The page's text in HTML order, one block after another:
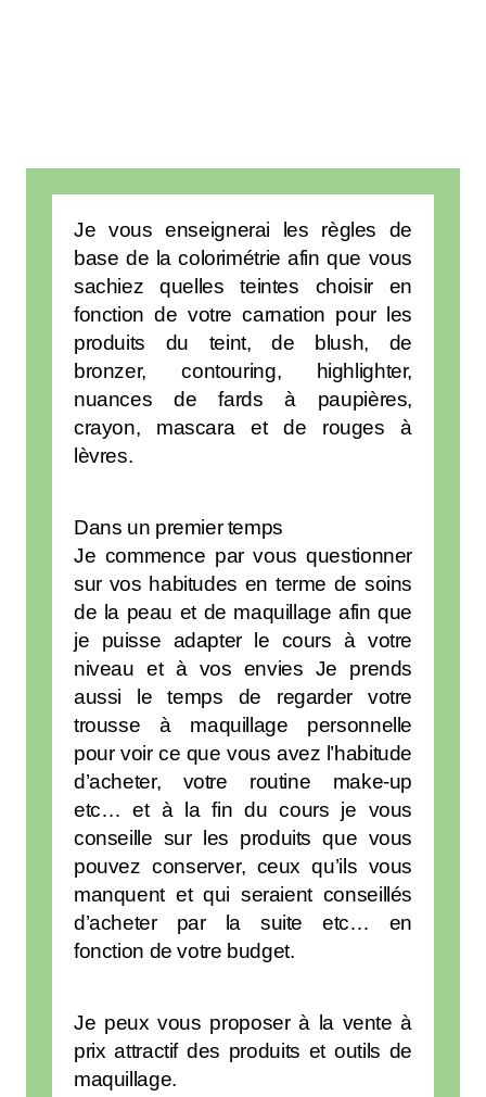
Je vous enseignerai les règles de
base de la colorimétrie afin que vous
sachiez quelles teintes choisir en
fonction de votre carnation pour les
produits du teint, de blush, de
bronzer, contouring, highlighter,
nuances de fards à paupières,
crayon, mascara et de rouges à
lèvres.
Dans un premier temps
Je commence par vous questionner
sur vos habitudes en terme de soins
de la peau et de maquillage afin que
je puisse adapter le cours à votre
niveau et à vos envies Je prends
aussi le temps de regarder votre
trousse à maquillage personnelle
pour voir ce que vous avez l’habitude
d’acheter, votre routine make-up
etc… et à la fin du cours je vous
conseille sur les produits que vous
pouvez conserver, ceux qu’ils vous
manquent et qui seraient conseillés
d’acheter par la suite etc… en
fonction de votre budget.
Je peux vous proposer à la vente à
prix attractif des produits et outils de
maquillage.